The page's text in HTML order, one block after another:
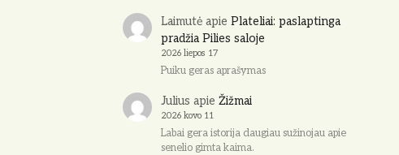
Laimutėapie Plateliai: paslaptinga
pradžia Pilies saloje
2026 liepos 17
Puiku geras aprašymas
Julius apie Žižmai
2026 kovo 11
Labai gera istorija daugiau sužinojau apie
senelio gimta kaima.